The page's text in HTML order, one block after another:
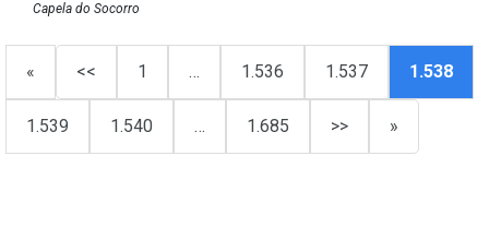
Capela do Socorro
« << 1 … 1.536 1.537 1.538
1.539 1.540 … 1.685 >> »